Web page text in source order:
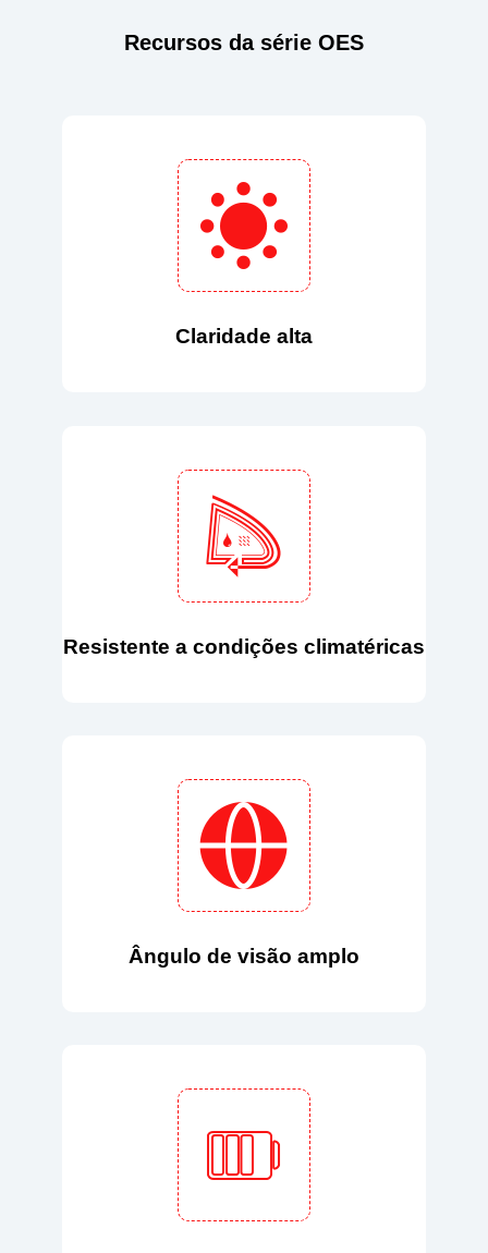
Recursos da série OES
Claridade alta
Resistente a condições climatéricas
Ângulo de visão amplo